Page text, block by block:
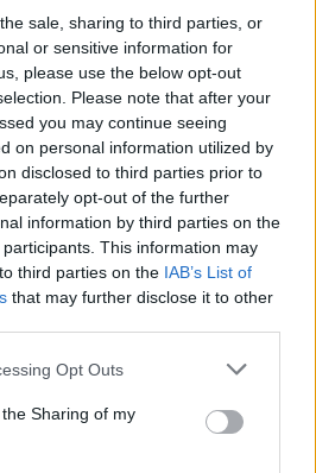
sale, sharing to third parties, or
or sensitive information for
please use the below opt-out
Please note that after your
you may continue seeing
on personal information utilized by
disclosed to third parties prior to
opt-out of the further
information by third parties on the
participants. This information may
third parties on the IAB’s List of
that may further disclose it to other
Opt Outs
Sharing of my
ο πληθωρισμός τον Ιούλιο
Metlen: Ρεκόρ EBITDA στο α'
εξάμηνο, στα 550 εκατ. ευρώ –
Καθαρά κέρδη 313 εκατ. ευρώ
στην KG Mobility